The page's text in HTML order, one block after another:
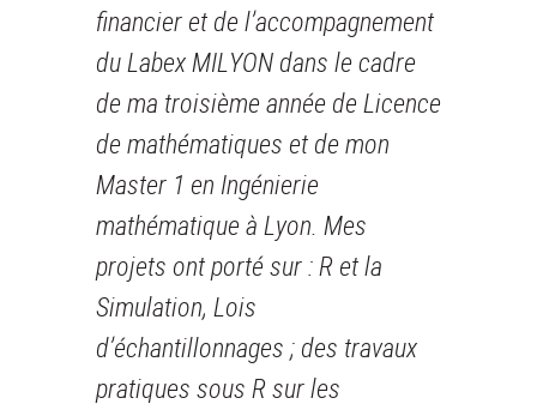
financier et de l’accompagnement
du Labex MILYON dans le cadre
de ma troisième année de Licence
de mathématiques et de mon
Master 1 en Ingénierie
mathématique à Lyon. Mes
projets ont porté sur : R et la
Simulation, Lois
d’échantillonnages ; des travaux
pratiques sous R sur les